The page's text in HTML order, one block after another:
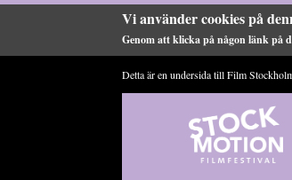
Vi använder cookies på
Genom att klicka på någon länk på
Detta är en undersida till Film